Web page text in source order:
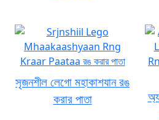
সৃজনশীল লেগো মহাকাশযান রঙ
করার পাতা